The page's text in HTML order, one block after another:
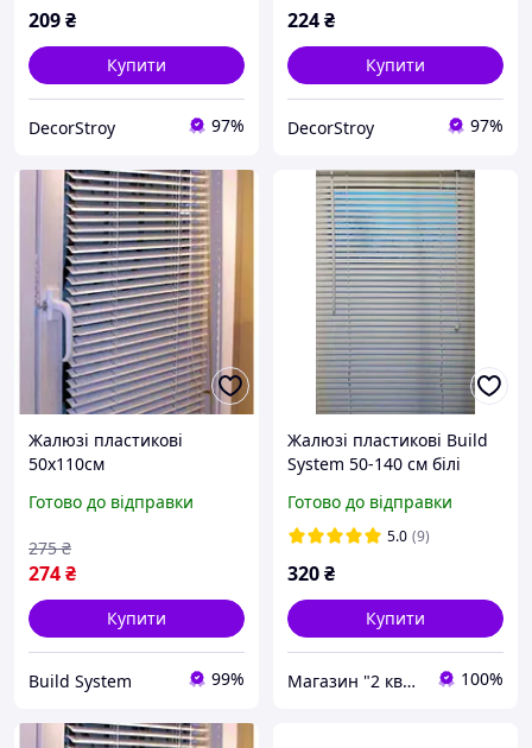
209₴
Купити
DecorStroy 97%
224₴
Купити
DecorStroy 97%
Жалюзі пластикові
50х110см
Готово до відправки
274₴
275 ₴
Купити
Build System 99%
Жалюзі пластикові Build
System 50-140 см білі
Готово до відправки
5.0 (9)
320₴
Купити
Магазин "2 квартал" 100%